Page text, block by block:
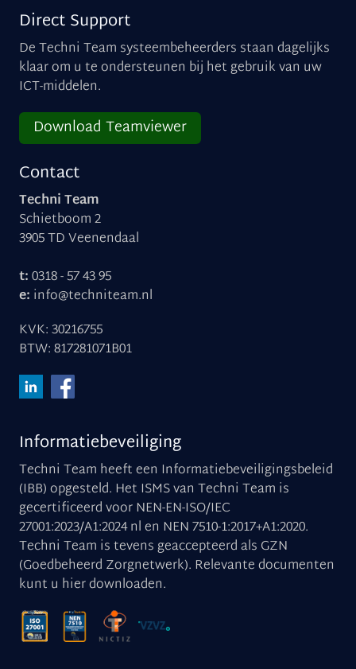
Direct Support
De Techni Team systeembeheerders staan dagelijks
klaar om u te ondersteunen bij het gebruik van uw
ICT-middelen.
Download Teamviewer
Contact
Techni Team
Schietboom 2
3905 TD Veenendaal
t:0318 - 57 43 95
e: info@techniteam.nl
KVK: 30216755
BTW: 817281071B01
Informatiebeveiliging
Techni Team heeft een Informatiebeveiligingsbeleid
(IBB) opgesteld. Het ISMS van Techni Team is
gecertificeerd voor NEN-EN-ISO/IEC
27001:2023/A1:2024 nl en NEN 7510-1:2017+A1:2020.
Techni Team is tevens geaccepteerd als GZN
(Goedbeheerd Zorgnetwerk). Relevante documenten
kunt u hier downloaden.